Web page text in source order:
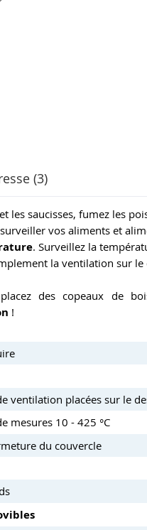
(3)
les saucisses, fumez les
vos aliments et
. Surveillez la
la ventilation sur le
placez des copeaux de
!
ventilation placées sur le
mesures 10 - 425 °C
du couvercle